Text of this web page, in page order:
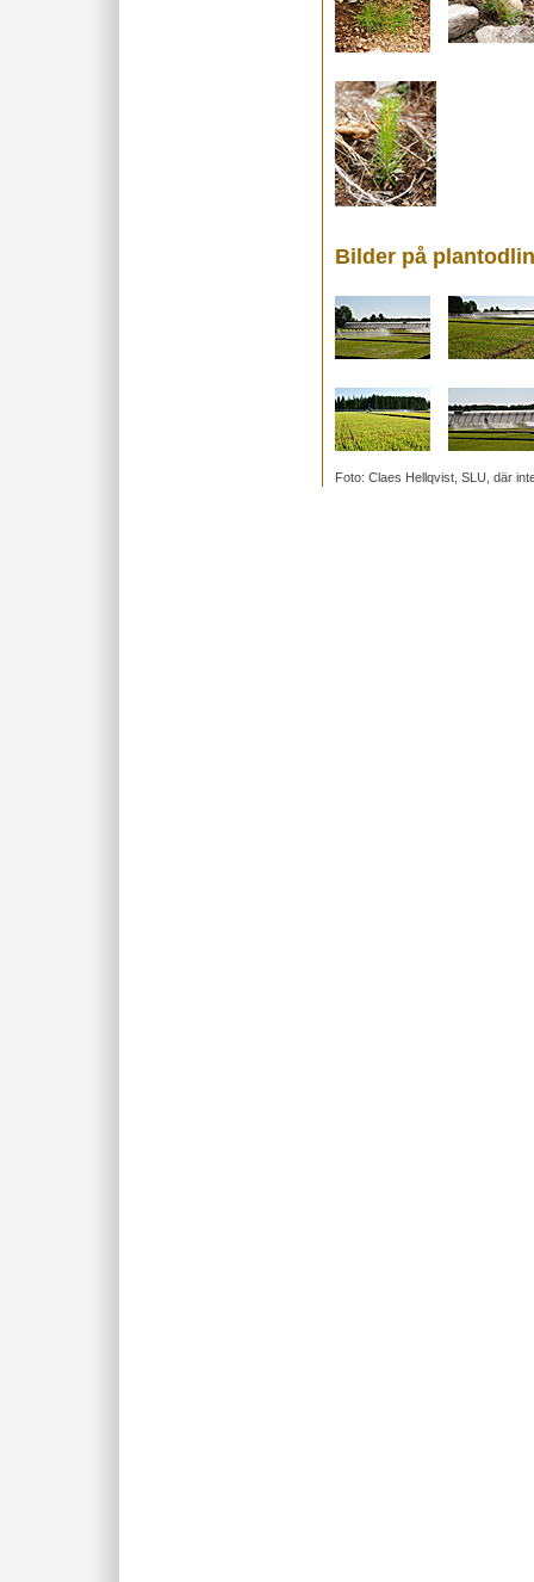
Bilder på
Foto: Claes Hellqvist, SLU, där